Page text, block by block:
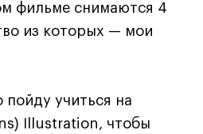
с господдержкой
образовательной
фильме снимаются 4
из которых — мои
учиться на
Illustration, чтобы